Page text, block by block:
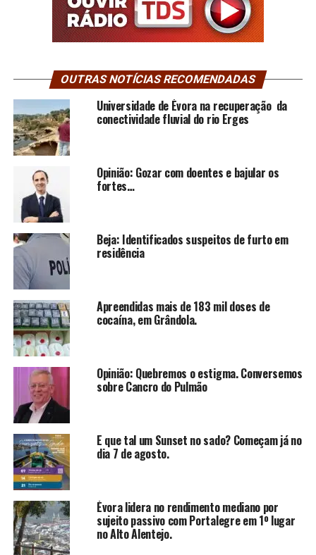
OUTRAS NOTÍCIAS RECOMENDADAS
Universidade de Évora na recuperação da
conectividade fluvial do rio Erges
Opinião: Gozar com doentes e bajular os
fortes…
Beja: Identificados suspeitos de furto em
residência
Apreendidas mais de 183 mil doses de
cocaína, em Grândola.
Opinião: Quebremos o estigma. Conversemos
sobre Cancro do Pulmão
E que tal um Sunset no sado? Começam já no
dia 7 de agosto.
Évora lidera no rendimento mediano por
sujeito passivo com Portalegre em 1º lugar
no Alto Alentejo.